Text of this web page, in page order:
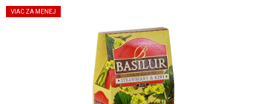
produktu
VIAC ZA MENEJ